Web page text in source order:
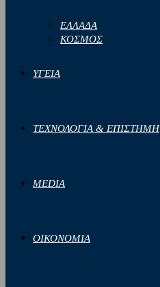
ΕΛΛΑΔΑ
ΚΟΣΜΟΣ
ΥΓΕΙΑ
ΤΕΧΝΟΛΟΓΙΑ & ΕΠΙΣΤΗΜΗ
MEDIA
ΟΙΚΟΝΟΜΙΑ